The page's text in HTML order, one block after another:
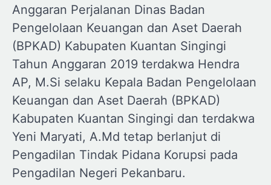
Anggaran Perjalanan Dinas Badan
Pengelolaan Keuangan dan Aset Daerah
(BPKAD) Kabupaten Kuantan Singingi
Tahun Anggaran 2019 terdakwa Hendra
AP, M.Si selaku Kepala Badan Pengelolaan
Keuangan dan Aset Daerah (BPKAD)
Kabupaten Kuantan Singingi dan terdakwa
Yeni Maryati, A.Md tetap berlanjut di
Pengadilan Tindak Pidana Korupsi pada
Pengadilan Negeri Pekanbaru.